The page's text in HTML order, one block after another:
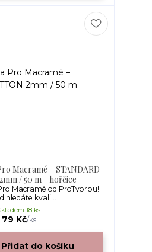
Macramé – STANDARD
/ 50 m - hořčice
Macramé od ProTvorbu!
hledáte kvali...
79 Kč/ks
18 ks
Přidat do košíku